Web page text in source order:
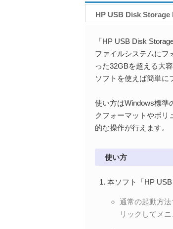
HP USB Disk Storage
「HP USB Disk
ファイルシステムにフ
った32GBを超える大
ソフトを使えば簡単に
使い方はWindows標準
クフォーマットやボリ
的な操作が行えます。
使い方
本ソフト「HP USB
通常の起動方
リックしてメ